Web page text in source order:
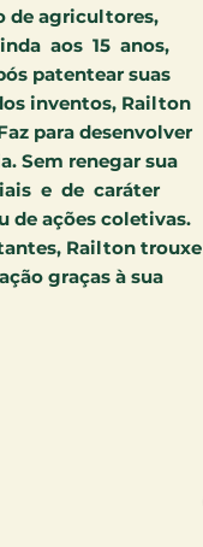
de agricultores,
aos 15 anos,
patentear suas
inventos, Railton
para desenvolver
Sem renegar sua
e de caráter
ações coletivas.
Railton trouxe
graças à sua